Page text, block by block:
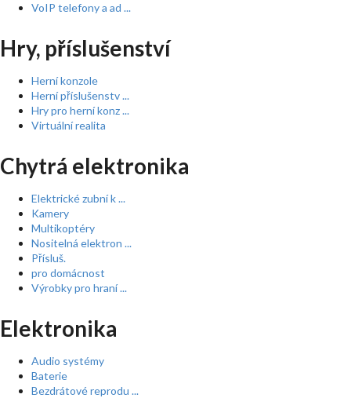
VoIP telefony a ad ...
Hry, příslušenství
Herní konzole
Herní příslušenstv ...
Hry pro herní konz ...
Virtuální realita
Chytrá elektronika
Elektrické zubní k ...
Kamery
Multikoptéry
Nositelná elektron ...
Přísluš.
pro domácnost
Výrobky pro hraní ...
Elektronika
Audio systémy
Baterie
Bezdrátové reprodu ...